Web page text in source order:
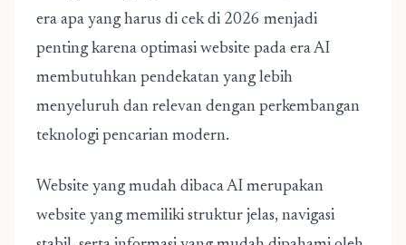
era apa yang harus di cek di 2026 menjadi
penting karena optimasi website pada era AI
membutuhkan pendekatan yang lebih
menyeluruh dan relevan dengan perkembangan
teknologi pencarian modern.
Website yang mudah dibaca AI merupakan
website yang memiliki struktur jelas, navigasi